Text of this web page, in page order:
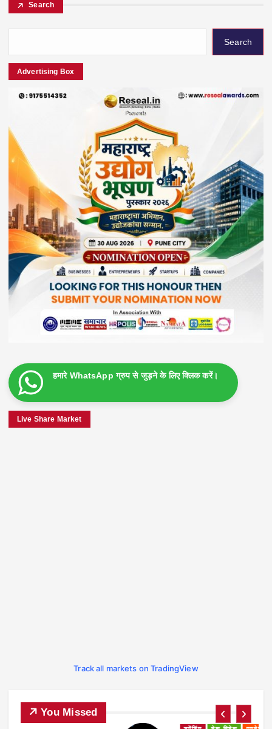
Search
Search
Advertising Box
हमारे WhatsApp ग्रुप से जुड़ने के लिए क्लिक करें।
Live Share Market
Track all markets on TradingView
You Missed